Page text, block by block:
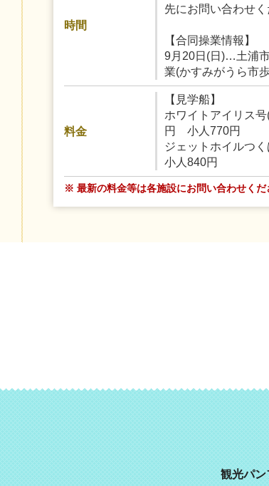
時間
先にお問い合わせく
【合同操業情報】
9月20日(日)…土浦
業(かすみがうら市
料金
【見学船】
ホワイトアイリス
円 小人770円
ジェットホイルつ
小人840円
※ 最新の料金等は各施設にお問い合わせくだ
観光パン